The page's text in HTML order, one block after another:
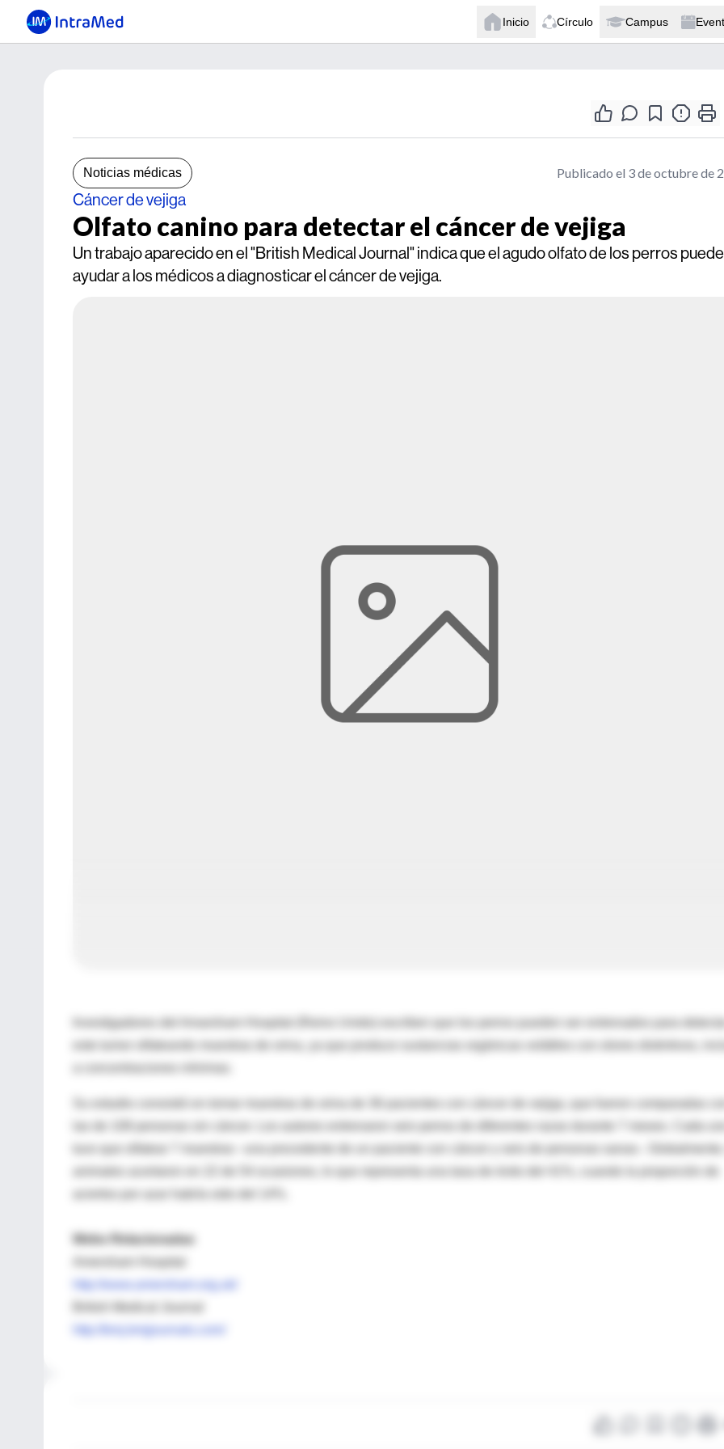
Inicio Círculo Campus
Noticias médicas Publicado el 3 de octubre de
Cáncer de vejiga
Olfato canino para detectar el cáncer de vejiga
Un trabajo aparecido en el "British Medical Journal" indica que el agudo olfato de los perros puede
ayudar a los médicos a diagnosticar el cáncer de vejiga.
Investigadores del Amarsham Hospital (Reino Unido) escriben que los perros pueden ser entrenados para detectar
este tumor olfateando muestras de orina, ya que produce sustancias orgánicas volátiles con olores distintivos,
Su estudio consistió en tomar muestras de orina de 36 pacientes con cáncer de vejiga, que fueron comparadas con
Webs Relacionadas
http://bmj.bmjjournals.com/